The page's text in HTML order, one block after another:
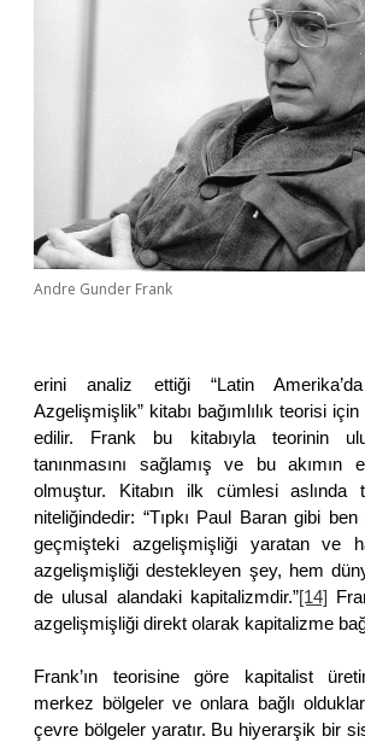
Andre Gunder Frank
erini analiz ettiği “Latin
Azgelişmişlik” kitabı bağımlılık teorisi
edilir. Frank bu kitabıyla teorinin
tanınmasını sağlamış ve bu akımın
olmuştur. Kitabın ilk cümlesi aslında
niteliğindedir: “Tıpkı Paul Baran gibi
geçmişteki azgelişmişliği yaratan ve
azgelişmişliği destekleyen şey, hem
de ulusal alandaki kapitalizmdir.”[14]
azgelişmişliği direkt olarak kapitalizme
Frank’ın teorisine göre kapitalist
merkez bölgeler ve onlara bağlı
çevre bölgeler yaratır. Bu hiyerarşik bir